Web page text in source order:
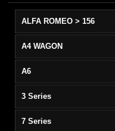
ALFA ROMEO > 156
A4 WAGON
A6
3 Series
7 Series